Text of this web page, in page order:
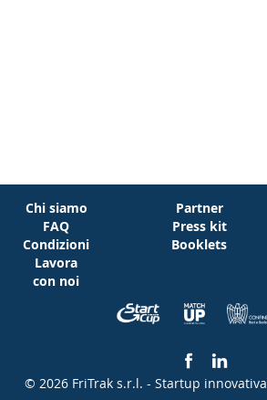
Chi siamo
FAQ
Condizioni
Lavora
con noi
Partner
Press kit
Booklets
© 2026 FriTrak s.r.l. - Startup innovativa